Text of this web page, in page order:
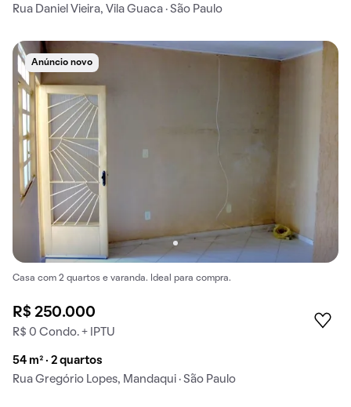
Rua Daniel Vieira, Vila Guaca · São Paulo
Anúncio novo
Casa com 2 quartos e varanda. Ideal para compra.
R$ 250.000
R$ 0 Condo. + IPTU
54 m² · 2 quartos
Rua Gregório Lopes, Mandaqui · São Paulo